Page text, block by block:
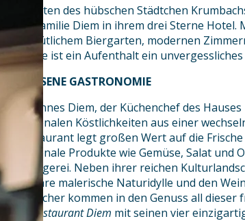
Inmitten des hübschen Städtchen
die Familie Diem in ihrem drei Sterne
gemütlichem Biergarten, modernen
Küche ist ein Aufenthalt ein
ERLESENE GASTRONOMIE
Johannes Diem, der Küchenchef des
regionalen Köstlichkeiten aus einer
Restaurant legt großen Wert auf die
regionale Produkte wie Gemüse, Salat und
Metzgerei. Neben ihrer reichen
für ihre malerische Naturidylle und den
Besucher kommen in den Genuss all dieser
Restaurant Diem mit seinen vier